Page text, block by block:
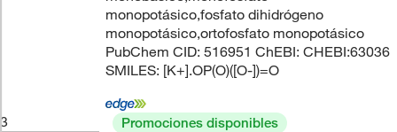
monopotásico,fosfato dihidrógeno
monopotásico,ortofosfato monopotásico
PubChem CID: 516951 ChEBI: CHEBI:63036
SMILES: [K+].OP(O)([O-])=O
3 Promociones disponibles